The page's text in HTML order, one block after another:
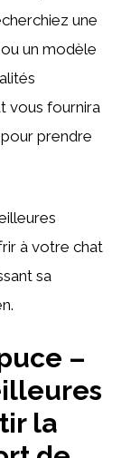
une
un modèle
vous fournira
prendre
à votre chat
sa
–
la